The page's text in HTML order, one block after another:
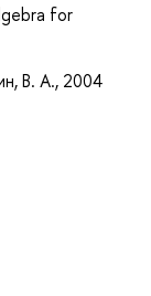
for
В. А., 2004